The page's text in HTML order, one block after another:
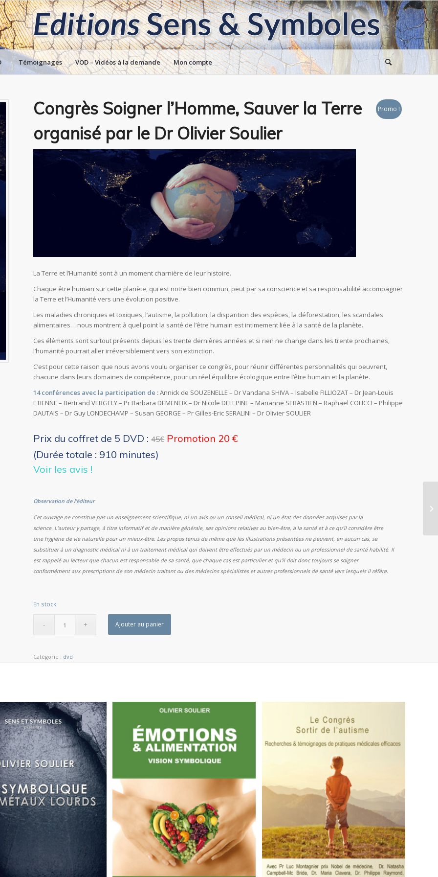
Témoignages VOD – Vidéos à la demande Mon compte
Promo !
Congrès Soigner l’Homme, Sauver la Terre
organisé par le Dr Olivier Soulier
La Terre et l’Humanité sont à un moment charnière de leur histoire.
Chaque être humain sur cette planète, qui est notre bien commun, peut par sa conscience et sa responsabilité accompagner
la Terre et l’Humanité vers une évolution positive.
Les maladies chroniques et toxiques, l’autisme, la pollution, la disparition des espèces, la déforestation, les scandales
alimentaires… nous montrent à quel point la santé de l’être humain est intimement liée à la santé de la planète.
Ces éléments sont surtout présents depuis les trente dernières années et si rien ne change dans les trente prochaines,
l’humanité pourrait aller irréversiblement vers son extinction.
C’est pour cette raison que nous avons voulu organiser ce congrès, pour réunir différentes personnalités qui oeuvrent,
chacune dans leurs domaines de compétence, pour un réel équilibre écologique entre l’être humain et la planète.
14 conférences avec la participation de :Annick de SOUZENELLE – Dr Vandana SHIVA – Isabelle FILLIOZAT – Dr Jean-Louis
ETIENNE – Bertrand VERGELY – Pr Barbara DEMENEIX – Dr Nicole DELEPINE – Marianne SEBASTIEN – Raphaël COLICCI – Philippe
DAUTAIS – Dr Guy LONDECHAMP – Susan GEORGE – Pr Gilles-Eric SERALINI – Dr Olivier SOULIER
Prix du coffret de 5 DVD :45€ Promotion 20 €
(Durée totale : 910 minutes)
Voir les avis !
Observation de l’éditeur
Cet ouvrage ne constitue pas un enseignement scientifique, ni un avis ou un conseil médical, ni un état des données acquises par la
science. L’auteur y partage, à titre informatif et de manière générale, ses opinions relatives au bien-être, à la santé et à ce qu’il considère être
une hygiène de vie naturelle pour un mieux-être. Les propos tenus de même que les illustrations présentées ne peuvent, en aucun cas, se
substituer à un diagnostic médical ni à un traitement médical qui doivent être effectués par un médecin ou un professionnel de santé habilité. Il
est rappelé au lecteur que chacun est responsable de sa santé, que chaque cas est particulier et qu’il doit donc toujours se soigner
conformément aux prescriptions de son médecin traitant ou des médecins spécialistes et autres professionnels de santé vers lesquels il réfère.
En stock
Ajouter au panier
Catégorie : dvd